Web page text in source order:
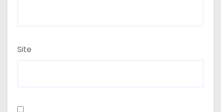
Site